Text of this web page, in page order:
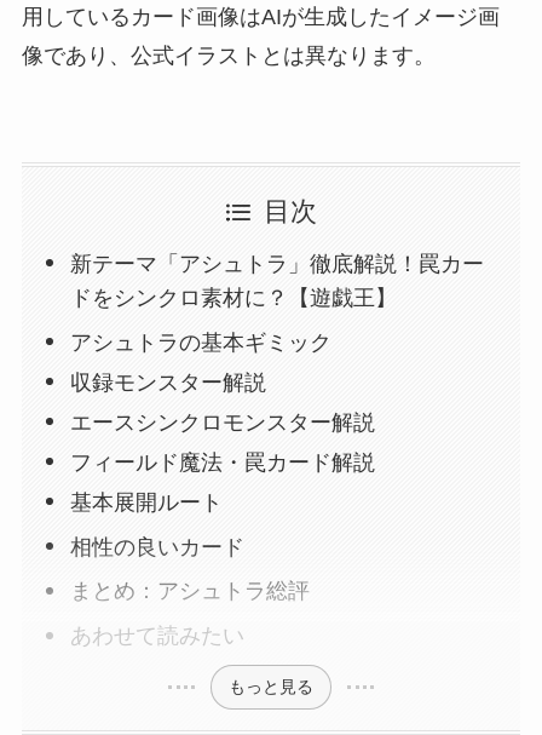
用しているカード画像はAIが生成したイメージ画
像であり、公式イラストとは異なります。
目次
新テーマ「アシュトラ」徹底解説！罠カー
ドをシンクロ素材に？【遊戯王】
アシュトラの基本ギミック
収録モンスター解説
エースシンクロモンスター解説
フィールド魔法・罠カード解説
基本展開ルート
相性の良いカード
まとめ：アシュトラ総評
あわせて読みたい
もっと見る